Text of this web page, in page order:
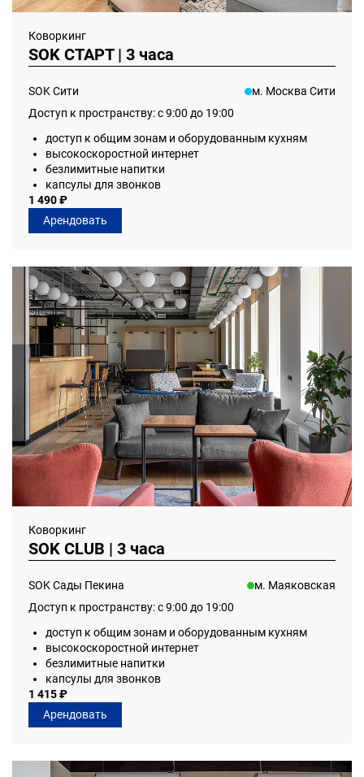
Коворкинг
SOK СТАРТ | 3 часа
SOK Сити
м. Москва Сити
Доступ к пространству: с 9:00 до 19:00
доступ к общим зонам и оборудованным кухням
высокоскоростной интернет
безлимитные напитки
капсулы для звонков
1 490 ₽
Арендовать
Коворкинг
SOK CLUB | 3 часа
SOK Сады Пекина
м. Маяковская
Доступ к пространству: с 9:00 до 19:00
доступ к общим зонам и оборудованным кухням
высокоскоростной интернет
безлимитные напитки
капсулы для звонков
1 415 ₽
Арендовать